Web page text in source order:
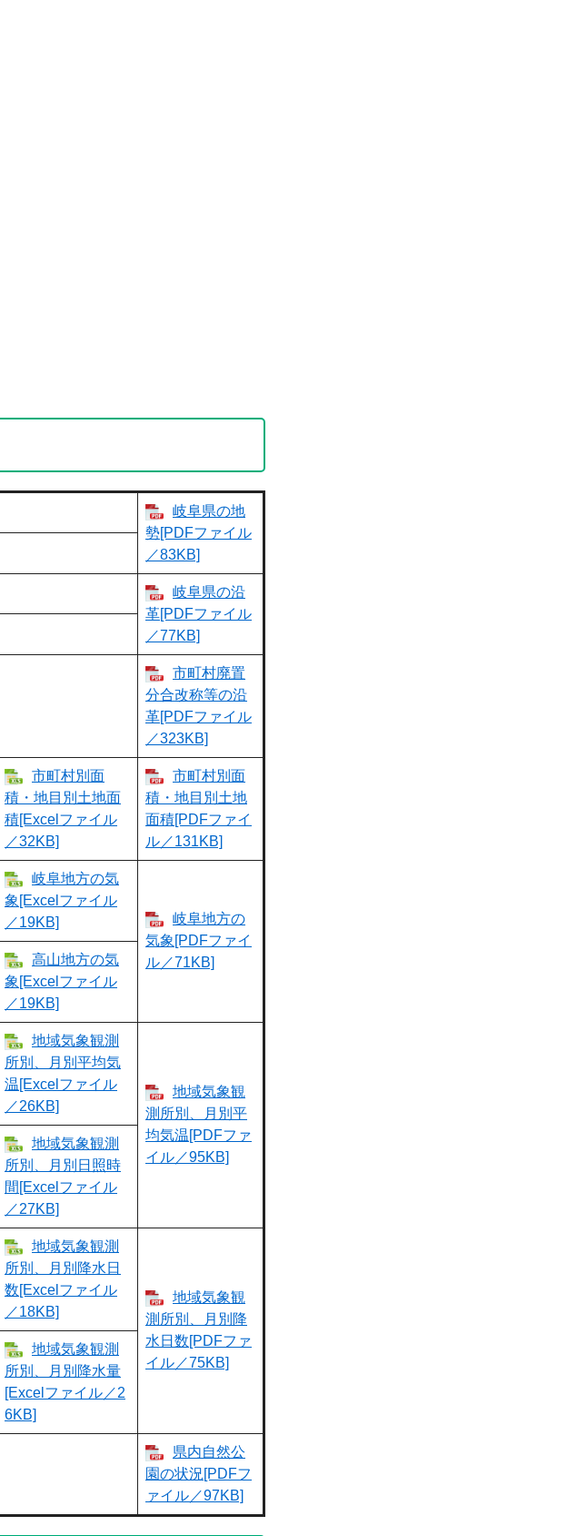
岐阜県の地
勢[PDFファイル
／83KB]
岐阜県の沿
革[PDFファイル
／77KB]
市町村廃置
分合改称等の沿
革[PDFファイル
／323KB]
市町村別面
積・地目別土地面
積[Excelファイル
／32KB]
市町村別面
積・地目別土地
面積[PDFファイ
ル／131KB]
岐阜地方の気
象[Excelファイル
／19KB]
岐阜地方の
気象[PDFファイ
ル／71KB]
高山地方の気
象[Excelファイル
／19KB]
地域気象観測
所別、月別平均気
温[Excelファイル
／26KB]
地域気象観
測所別、月別平
均気温[PDFファ
イル／95KB]
地域気象観測
所別、月別日照時
間[Excelファイル
／27KB]
地域気象観測
所別、月別降水日
数[Excelファイル
／18KB]
地域気象観
測所別、月別降
水日数[PDFファ
イル／75KB]
地域気象観測
所別、月別降水量
[Excelファイル／2
6KB]
県内自然公
園の状況[PDFフ
ァイル／97KB]